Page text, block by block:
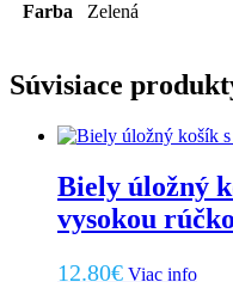
Farba Zelená
Súvisiace
Biely úložný
vysokou
12.80€ Viac info